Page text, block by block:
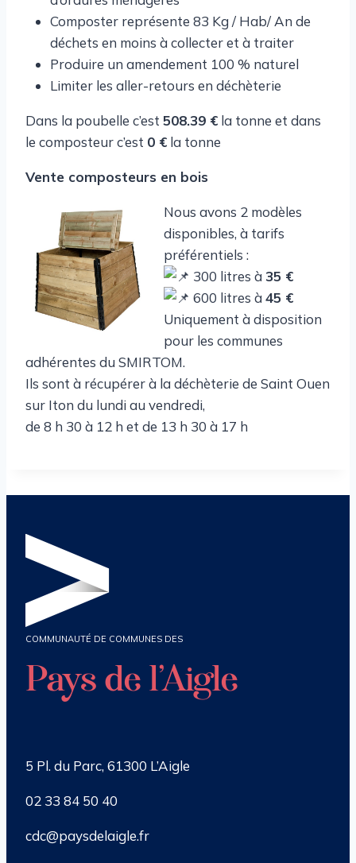
Composter représente 83 Kg / Hab/ An de
déchets en moins à collecter et à traiter
Produire un amendement 100 % naturel
Limiter les aller-retours en déchèterie
Dans la poubelle c’est 508.39 € la tonne et dans
le composteur c’est 0 € la tonne
Vente composteurs en bois
Nous avons 2 modèles
disponibles, à tarifs
préférentiels :
300 litres à35 €
600 litres à45 €
Uniquement à disposition
pour les communes
adhérentes du SMIRTOM.
Ils sont à récupérer à la déchèterie de Saint Ouen
sur Iton du lundi au vendredi,
de 8 h 30 à 12 h et de 13 h 30 à 17 h
COMMUNAUTÉ DE COMMUNES DES
Pays de l’Aigle
5 Pl. du Parc, 61300 L’Aigle
02 33 84 50 40
cdc@paysdelaigle.fr